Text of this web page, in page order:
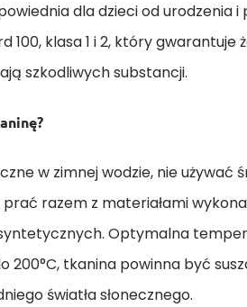
dla dzieci od urodzenia
100, klasa 1 i 2, który gwarantuje
szkodliwych substancji.
w zimnej wodzie, nie używać
prać razem z materiałami
Optymalna
200°C, tkanina powinna być
światła słonecznego.